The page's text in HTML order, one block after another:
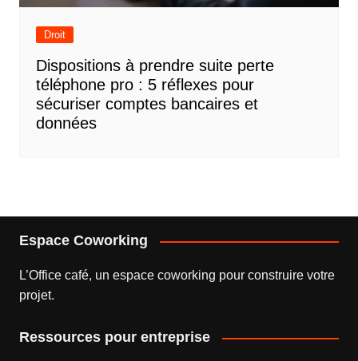
Droit
Dispositions à prendre suite perte
téléphone pro : 5 réflexes pour
sécuriser comptes bancaires et
données
Espace Coworking
L’Office café, un espace coworking pour construire votre
projet.
Ressources pour entreprise